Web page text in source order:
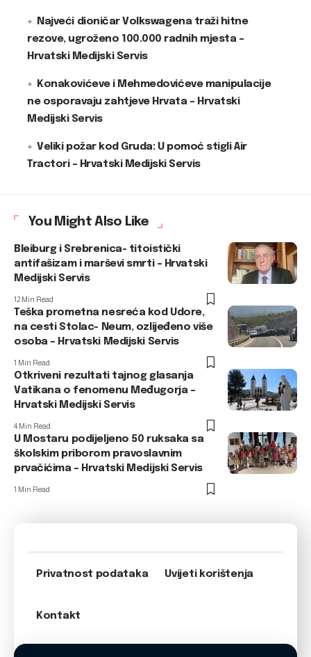
Najveći dioničar Volkswagena traži hitne
rezove, ugroženo 100.000 radnih mjesta –
Hrvatski Medijski Servis
Konakovićeve i Mehmedovićeve manipulacije
ne osporavaju zahtjeve Hrvata – Hrvatski
Medijski Servis
Veliki požar kod Gruda: U pomoć stigli Air
Tractori – Hrvatski Medijski Servis
You Might Also Like
Bleiburg i Srebrenica- titoistički
antifašizam i marševi smrti – Hrvatski
Medijski Servis
12 Min Read
Teška prometna nesreća kod Udore,
na cesti Stolac- Neum, ozlijeđeno više
osoba – Hrvatski Medijski Servis
1 Min Read
Otkriveni rezultati tajnog glasanja
Vatikana o fenomenu Međugorja –
Hrvatski Medijski Servis
4 Min Read
U Mostaru podijeljeno 50 ruksaka sa
školskim priborom pravoslavnim
prvačićima – Hrvatski Medijski Servis
1 Min Read
Privatnost podataka Uvijeti korištenja
Kontakt